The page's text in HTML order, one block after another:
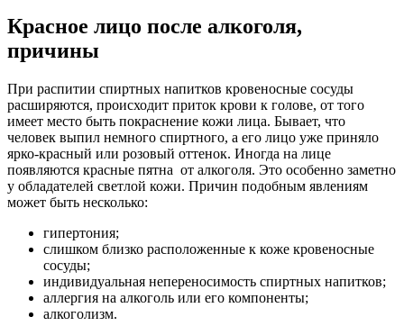
Красное лицо после алкоголя,
причины
При распитии спиртных напитков кровеносные сосуды
расширяются, происходит приток крови к голове, от того
имеет место быть покраснение кожи лица. Бывает, что
человек выпил немного спиртного, а его лицо уже приняло
ярко-красный или розовый оттенок. Иногда на лице
появляются красные пятна от алкоголя. Это особенно заметно
у обладателей светлой кожи. Причин подобным явлениям
может быть несколько:
гипертония;
слишком близко расположенные к коже кровеносные
сосуды;
индивидуальная непереносимость спиртных напитков;
аллергия на алкоголь или его компоненты;
алкоголизм.